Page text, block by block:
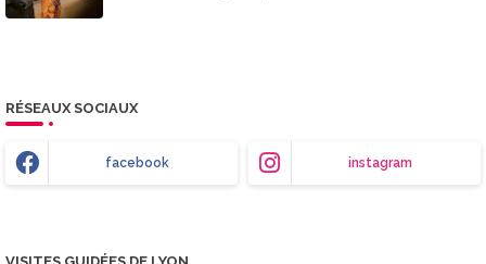
RÉSEAUX SOCIAUX
facebook instagram